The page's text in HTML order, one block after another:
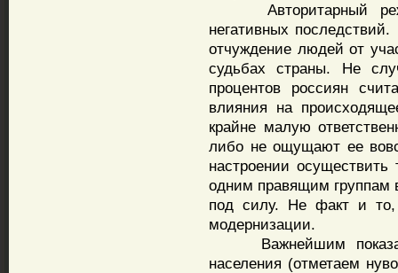
Авторитарный
негативных
отчуждение людей от
судьбах страны. Не
процентов россиян
влияния на
крайне малую
либо не ощущают ее
настроении
одним правящим группам
под силу. Не факт и то,
модернизации.
Важнейшим
населения (отметаем